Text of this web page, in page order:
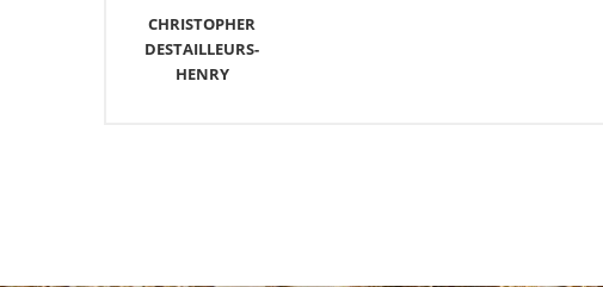
CHRISTOPHER
DESTAILLEURS-
HENRY